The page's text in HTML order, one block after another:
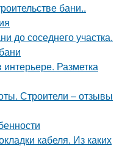
бани..
до соседнего участка.
Разметка
Строители – отзывы
кабеля. Из каких